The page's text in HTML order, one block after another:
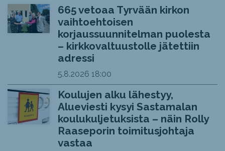
665 vetoaa Tyrvään kirkon
vaihtoehtoisen
korjaussuunnitelman puolesta
– kirkkovaltuustolle jätettiin
adressi
5.8.2026 18:00
Koulujen alku lähestyy,
Alueviesti kysyi Sastamalan
koulukuljetuksista – näin Rolly
Raaseporin toimitusjohtaja
vastaa